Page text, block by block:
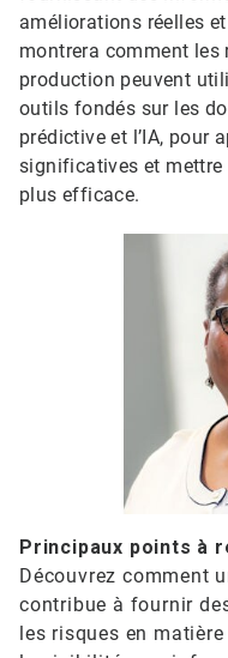
améliorations réelles
montrera comment les
production peuvent
outils fondés sur les
prédictive et l’IA, pour
significatives et mettre
plus efficace.
Principaux points à
Découvrez comment
contribue à fournir
les risques en